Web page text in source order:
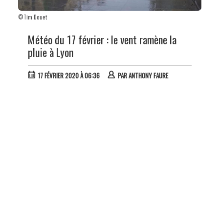
©Tim Douet
Météo du 17 février : le vent ramène la
pluie à Lyon
17 FÉVRIER 2020 À 06:36 PARANTHONY FAURE